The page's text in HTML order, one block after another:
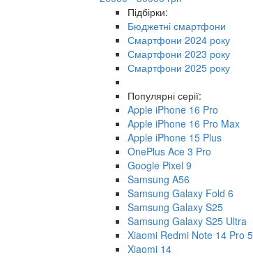
Підбірки:
Бюджетні смартфони
Смартфони 2024 року
Смартфони 2023 року
Смартфони 2025 року
Популярні серії:
Apple iPhone 16 Pro
Apple iPhone 16 Pro Max
Apple iPhone 15 Plus
OnePlus Ace 3 Pro
Google Pixel 9
Samsung A56
Samsung Galaxy Fold 6
Samsung Galaxy S25
Samsung Galaxy S25 Ultra
Xiaomi Redmi Note 14 Pro
Xiaomi 14